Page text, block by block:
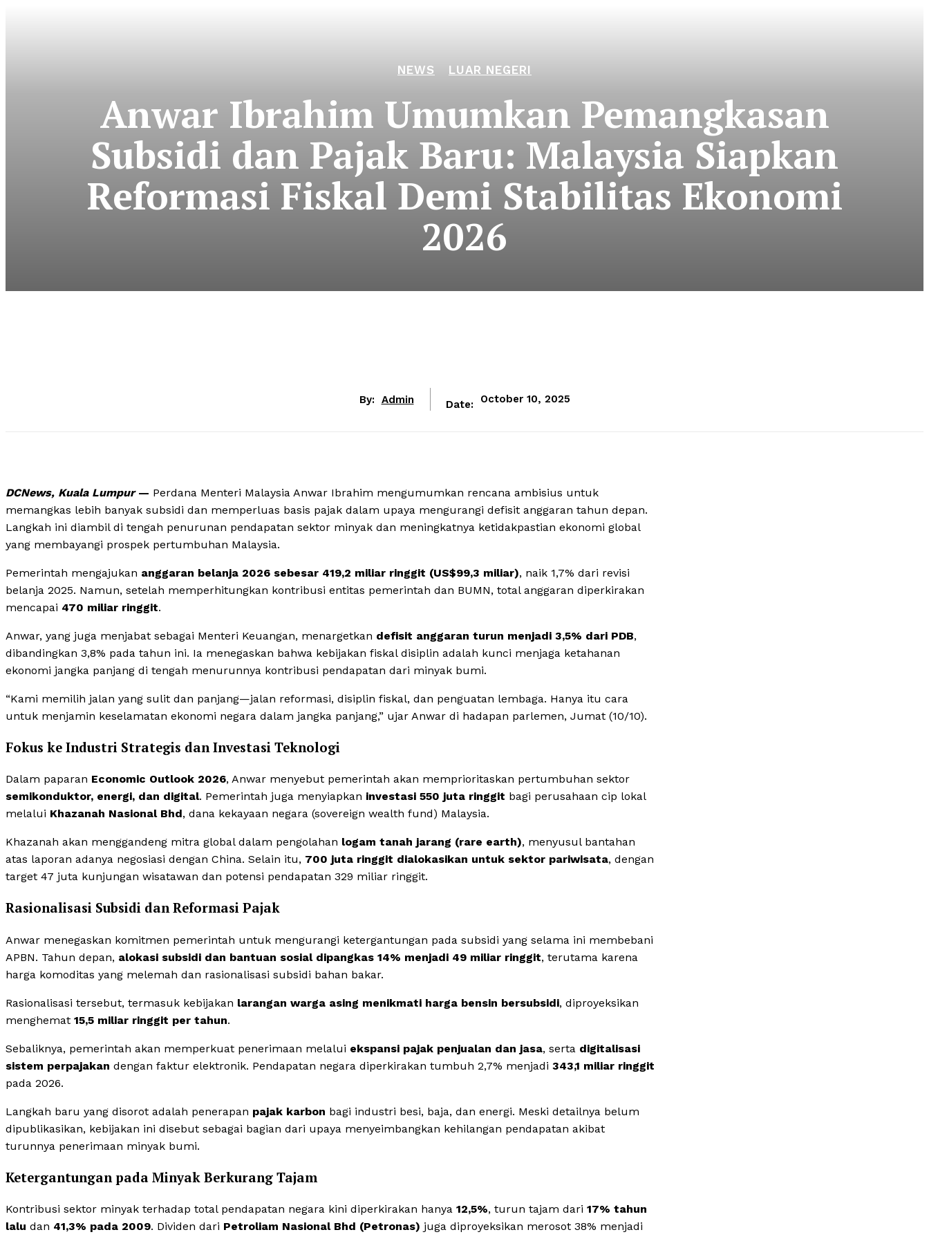
NEWS LUAR NEGERI
Anwar Ibrahim Umumkan Pemangkasan
Subsidi dan Pajak Baru: Malaysia Siapkan
Reformasi Fiskal Demi Stabilitas Ekonomi
2026
By: Admin Date: October 10, 2025
DCNews, Kuala Lumpur— Perdana Menteri Malaysia Anwar Ibrahim mengumumkan rencana ambisius untuk
memangkas lebih banyak subsidi dan memperluas basis pajak dalam upaya mengurangi defisit anggaran tahun depan.
Langkah ini diambil di tengah penurunan pendapatan sektor minyak dan meningkatnya ketidakpastian ekonomi global
yang membayangi prospek pertumbuhan Malaysia.
Pemerintah mengajukan anggaran belanja 2026 sebesar 419,2 miliar ringgit (US$99,3 miliar), naik 1,7% dari revisi
belanja 2025. Namun, setelah memperhitungkan kontribusi entitas pemerintah dan BUMN, total anggaran diperkirakan
mencapai 470 miliar ringgit.
Anwar, yang juga menjabat sebagai Menteri Keuangan, menargetkan defisit anggaran turun menjadi 3,5% dari PDB,
dibandingkan 3,8% pada tahun ini. Ia menegaskan bahwa kebijakan fiskal disiplin adalah kunci menjaga ketahanan
ekonomi jangka panjang di tengah menurunnya kontribusi pendapatan dari minyak bumi.
“Kami memilih jalan yang sulit dan panjang—jalan reformasi, disiplin fiskal, dan penguatan lembaga. Hanya itu cara
untuk menjamin keselamatan ekonomi negara dalam jangka panjang,” ujar Anwar di hadapan parlemen, Jumat (10/10).
Fokus ke Industri Strategis dan Investasi Teknologi
Dalam paparan Economic Outlook 2026, Anwar menyebut pemerintah akan memprioritaskan pertumbuhan sektor
semikonduktor, energi, dan digital. Pemerintah juga menyiapkan investasi 550 juta ringgit bagi perusahaan cip lokal
melalui Khazanah Nasional Bhd, dana kekayaan negara (sovereign wealth fund) Malaysia.
Khazanah akan menggandeng mitra global dalam pengolahan logam tanah jarang (rare earth), menyusul bantahan
atas laporan adanya negosiasi dengan China. Selain itu, 700 juta ringgit dialokasikan untuk sektor pariwisata, dengan
target 47 juta kunjungan wisatawan dan potensi pendapatan 329 miliar ringgit.
Rasionalisasi Subsidi dan Reformasi Pajak
Anwar menegaskan komitmen pemerintah untuk mengurangi ketergantungan pada subsidi yang selama ini membebani
APBN. Tahun depan, alokasi subsidi dan bantuan sosial dipangkas 14% menjadi 49 miliar ringgit, terutama karena
harga komoditas yang melemah dan rasionalisasi subsidi bahan bakar.
Rasionalisasi tersebut, termasuk kebijakan larangan warga asing menikmati harga bensin bersubsidi, diproyeksikan
menghemat 15,5 miliar ringgit per tahun.
Sebaliknya, pemerintah akan memperkuat penerimaan melalui ekspansi pajak penjualan dan jasa, serta digitalisasi
sistem perpajakan dengan faktur elektronik. Pendapatan negara diperkirakan tumbuh 2,7% menjadi 343,1 miliar ringgit
pada 2026.
Langkah baru yang disorot adalah penerapan pajak karbon bagi industri besi, baja, dan energi. Meski detailnya belum
dipublikasikan, kebijakan ini disebut sebagai bagian dari upaya menyeimbangkan kehilangan pendapatan akibat
turunnya penerimaan minyak bumi.
Ketergantungan pada Minyak Berkurang Tajam
Kontribusi sektor minyak terhadap total pendapatan negara kini diperkirakan hanya 12,5%, turun tajam dari 17% tahun
lalu dan 41,3% pada 2009. Dividen dari Petroliam Nasional Bhd (Petronas) juga diproyeksikan merosot 38% menjadi